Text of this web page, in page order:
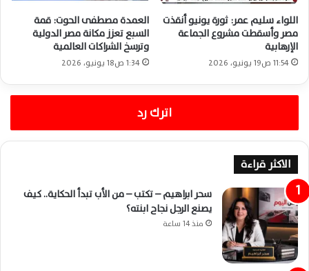
اللواء سليم عمر: ثورة يونيو أنقذت
مصر وأسقطت مشروع الجماعة
الإرهابية
11:54 ص19 يونيو، 2026
العمدة مصطفى الحوت: قمة
السبع تعزز مكانة مصر الدولية
وترسخ الشراكات العالمية
1:34 ص18 يونيو، 2026
اترك رد
الاكثر قراءة
سحر ابراهيم – تكتب – من الأب تبدأ الحكاية.. كيف
يصنع الرجل نجاح ابنته؟
منذ 14 ساعة